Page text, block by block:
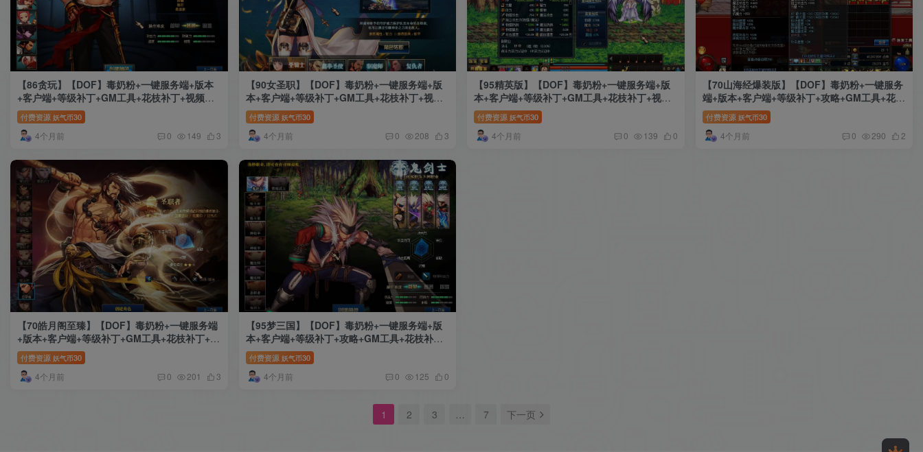
【86贪玩】【DOF】毒奶粉+一键服务端+版本
+客户端+等级补丁+GM工具+花枝补丁+视频参
考搭建教程
付费资源 妖气币30
4个月前 0 149 3
【90女圣职】【DOF】毒奶粉+一键服务端+版
本+客户端+等级补丁+GM工具+花枝补丁+视频
参考搭建教程
付费资源 妖气币30
4个月前 0 208 3
【95精英版】【DOF】毒奶粉+一键服务端+版
本+客户端+等级补丁+GM工具+花枝补丁+视频
参考搭建教程
付费资源 妖气币30
4个月前 0 139 0
【70山海经爆装版】【DOF】毒奶粉+一键服务
端+版本+客户端+等级补丁+攻略+GM工具+花枝
补丁+视频参考搭建教程
付费资源 妖气币30
4个月前 0 290 2
【70皓月阁至臻】【DOF】毒奶粉+一键服务端
+版本+客户端+等级补丁+GM工具+花枝补丁+视
频参考搭建教程
付费资源 妖气币30
4个月前 0 201 3
【95梦三国】【DOF】毒奶粉+一键服务端+版
本+客户端+等级补丁+攻略+GM工具+花枝补丁
+视频参考搭建教程
付费资源 妖气币30
4个月前 0 125 0
1 2 3 … 7 下一页